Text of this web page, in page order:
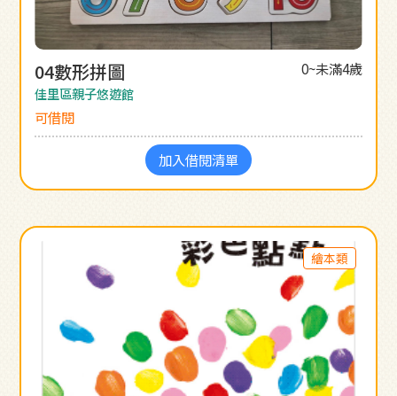
04數形拼圖 0~未滿4歲
佳里區親子悠遊館
可借閱
加入借閱清單
繪本類